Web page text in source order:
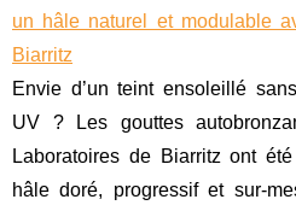
un hâle naturel et modulable
Biarritz
Envie d’un teint ensoleillé
UV ? Les gouttes
Laboratoires de Biarritz ont
hâle doré, progressif et sur-